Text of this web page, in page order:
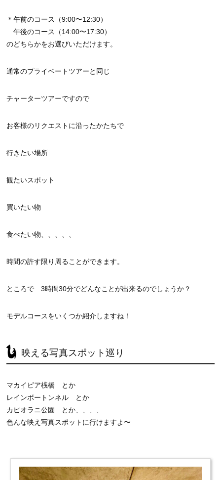
＊午前のコース（9:00〜12:30）
午後のコース（14:00〜17:30）
のどちらかをお選びいただけます。
通常のプライベートツアーと同じ
チャーターツアーですので
お客様のリクエストに沿ったかたちで
行きたい場所
観たいスポット
買いたい物
食べたい物、、、、、
時間の許す限り周ることができます。
ところで 3時間30分でどんなことが出来るのでしょうか？
モデルコースをいくつか紹介しますね！
映える写真スポット巡り
マカイピア桟橋 とか
レインボートンネル とか
カピオラニ公園 とか、、、、
色んな映え写真スポットに行けますよ〜